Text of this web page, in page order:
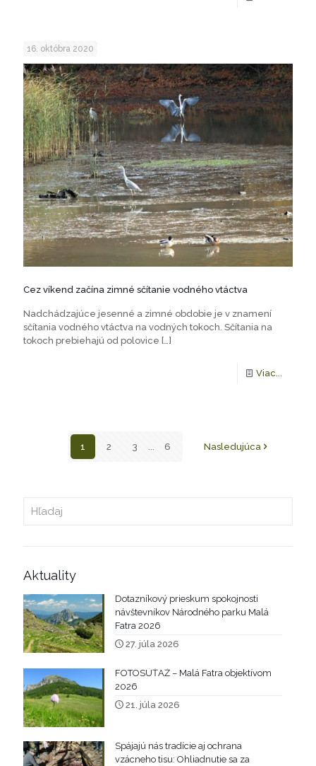
16. októbra 2020
Cez víkend začína zimné sčítanie vodného vtáctva
Nadchádzajúce jesenné a zimné obdobie je v znamení
sčítania vodného vtáctva na vodných tokoch. Sčítania na
tokoch prebiehajú od polovice […]
Viac...
1 2 3 6 Nasledujúca
Aktuality
Dotazníkový prieskum spokojnosti
návštevníkov Národného parku Malá
Fatra 2026
27. júla 2026
FOTOSÚŤAŽ – Malá Fatra objektívom
2026
21. júla 2026
Spájajú nás tradície aj ochrana
vzácneho tisu: Ohliadnutie sa za